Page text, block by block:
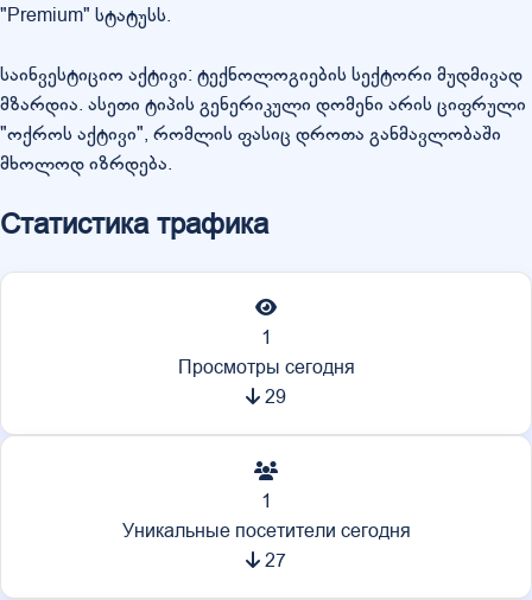
"Premium" სტატუსს.
საინვესტიციო აქტივი: ტექნოლოგიების სექტორი მუდმივად
მზარდია. ასეთი ტიპის გენერიკული დომენი არის ციფრული
"ოქროს აქტივი", რომლის ფასიც დროთა განმავლობაში
მხოლოდ იზრდება.
Статистика трафика
1
Просмотры сегодня
29
1
Уникальные посетители сегодня
27